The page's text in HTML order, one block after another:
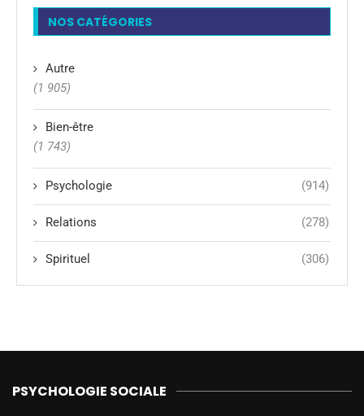
NOS CATÉGORIES
Autre
(1 905)
Bien-être
(1 743)
Psychologie (914)
Relations (278)
Spirituel (306)
PSYCHOLOGIE SOCIALE